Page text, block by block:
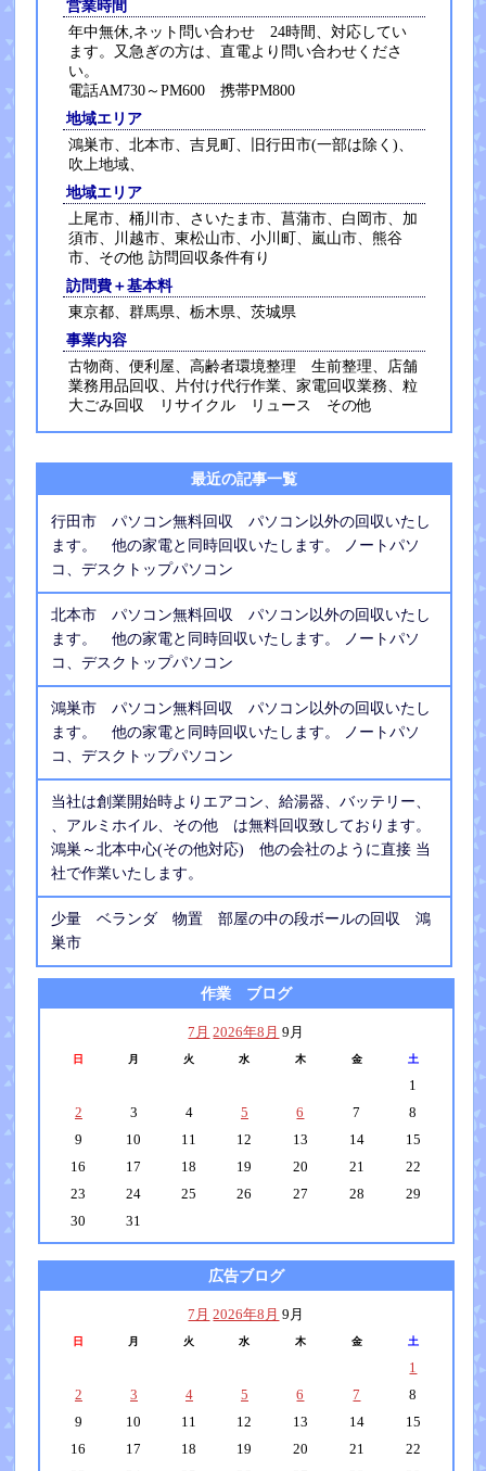
営業時間
年中無休,ネット問い合わせ 24時間、対応してい
ます。又急ぎの方は、直電より問い合わせくださ
い。
電話AM730～PM600 携帯PM800
地域エリア
鴻巣市、北本市、吉見町、旧行田市(一部は除く)、
吹上地域、
地域エリア
上尾市、桶川市、さいたま市、菖蒲市、白岡市、加
須市、川越市、東松山市、小川町、嵐山市、熊谷
市、その他 訪問回収条件有り
訪問費＋基本料
東京都、群馬県、栃木県、茨城県
事業内容
古物商、便利屋、高齢者環境整理 生前整理、店舗
業務用品回収、片付け代行作業、家電回収業務、粒
大ごみ回収 リサイクル リュース その他
最近の記事一覧
行田市 パソコン無料回収 パソコン以外の回収いたし
ます。 他の家電と同時回収いたします。 ノートパソ
コ、デスクトップパソコン
北本市 パソコン無料回収 パソコン以外の回収いたし
ます。 他の家電と同時回収いたします。 ノートパソ
コ、デスクトップパソコン
鴻巣市 パソコン無料回収 パソコン以外の回収いたし
ます。 他の家電と同時回収いたします。 ノートパソ
コ、デスクトップパソコン
当社は創業開始時よりエアコン、給湯器、バッテリー、
、アルミホイル、その他 は無料回収致しております。
鴻巣～北本中心(その他対応) 他の会社のように直接 当
社で作業いたします。
少量 ベランダ 物置 部屋の中の段ボールの回収 鴻
巣市
作業 ブログ
7月 2026年8月 9月
日 月 火 水 木 金 土
1
2
3 4 5 6 7
8
9
10 11 12 13 14
15
16
17 18 19 20 21
22
23
24 25 26 27 28
29
30
31
広告ブログ
7月 2026年8月 9月
日 月 火 水 木 金 土
1
2
3 4 5 6 7
8
9
10 11 12 13 14
15
16
17 18 19 20 21
22